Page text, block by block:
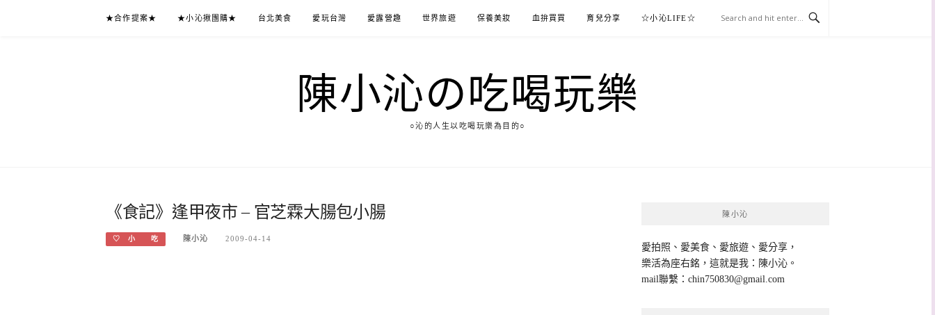
★合作提案★ ★小沁揪團購★ 台北美食 愛玩台灣 愛露營趣 世界旅遊 保養美妝 血拚買買 育兒分享 ☆小沁LIFE☆
陳小沁の吃喝玩樂
○沁的人生以吃喝玩樂為目的○
《食記》逢甲夜市 – 官芝霖大腸包小腸
♡ 小 吃 陳小沁 2009-04-14
陳小沁
愛拍照、愛美食、愛旅遊、愛分享，
樂活為座右銘，這就是我：陳小沁。
mail聯繫： chin750830@gmail.com